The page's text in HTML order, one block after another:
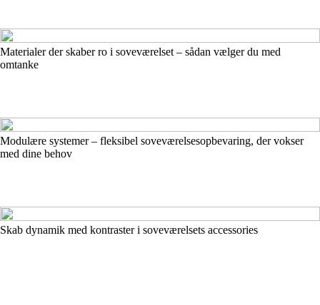
Materialer der skaber ro i soveværelset – sådan vælger du med
omtanke
Modulære systemer – fleksibel soveværelsesopbevaring, der vokser
med dine behov
Skab dynamik med kontraster i soveværelsets accessories